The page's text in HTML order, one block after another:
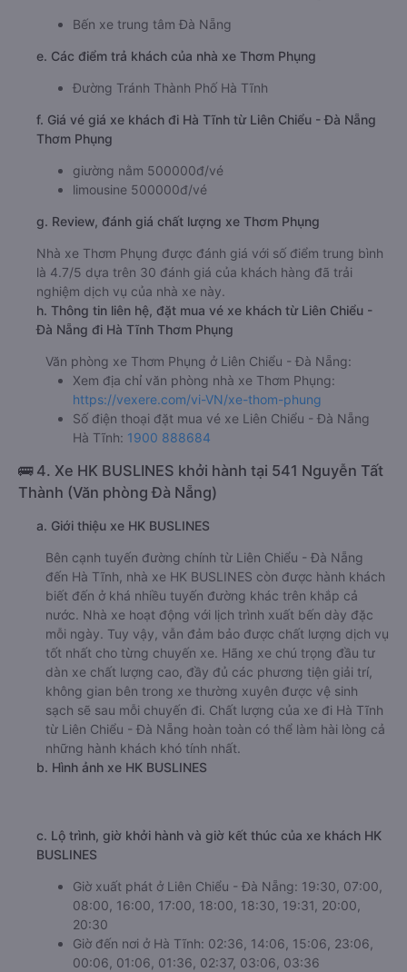
của nhà xeThơm Phụngkhoảng: 7.1 giờ
d. Các điểm đón khách của nhà xe Thơm Phụng
Bến xe trung tâm Đà Nẵng
e. Các điểm trả khách của nhà xe Thơm Phụng
f. Giá vé giá xe khách đi Hà Tĩnh từ Liên Chiểu - Đà Nẵng
limousine 500000đ/vé
g. Review, đánh giá chất lượng xe Thơm Phụng
Nhà xe Thơm Phụng được đánh giá với số điểm trung bình
là 4.7/5 dựa trên 30 đánh giá của khách hàng đã trải
nghiệm dịch vụ của nhà xe này.
h. Thông tin liên hệ, đặt mua vé xe khách từ Liên Chiểu -
Đà Nẵng đi Hà Tĩnh Thơm Phụng
Văn phòng xe Thơm Phụng ở Liên Chiểu - Đà Nẵng:
Xem địa chỉ văn phòng nhà xe Thơm Phụng:
https://vexere.com/vi-VN/xe-thom-phung
Số điện thoại đặt mua vé xe Liên Chiểu - Đà Nẵng
Hà Tĩnh: 1900 888684
🚌 4. Xe HK BUSLINES khởi hành tại 541 Nguyễn Tất
Thành (Văn phòng Đà Nẵng)
a. Giới thiệu xe HK BUSLINES
Bên cạnh tuyến đường chính từ Liên Chiểu - Đà Nẵng
đến Hà Tĩnh, nhà xe HK BUSLINES còn được hành khách
biết đến ở khá nhiều tuyến đường khác trên khắp cả
nước. Nhà xe hoạt động với lịch trình xuất bến dày đặc
mỗi ngày. Tuy vậy, vẫn đảm bảo được chất lượng dịch vụ
tốt nhất cho từng chuyến xe. Hãng xe chú trọng đầu tư
dàn xe chất lượng cao, đầy đủ các phương tiện giải trí,
không gian bên trong xe thường xuyên được vệ sinh
sạch sẽ sau mỗi chuyến đi. Chất lượng của xe đi Hà Tĩnh
b. Hình ảnh xe HK BUSLINES
c. Lộ trình, giờ khởi hành và giờ kết thúc của xe khách HK
BUSLINES
Giờ xuất phát ở Liên Chiểu - Đà Nẵng: 19:30, 07:00,